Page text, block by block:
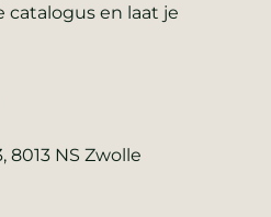
catalogus en laat je
NS Zwolle